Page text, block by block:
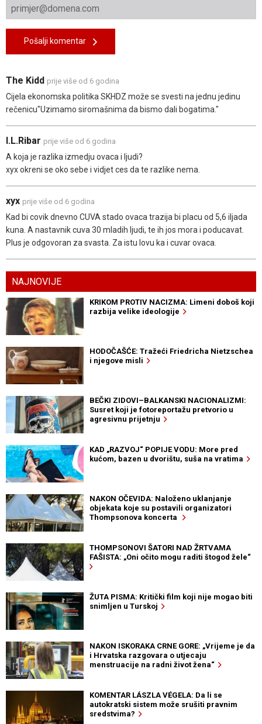
Pošalji komentar
The Kidd prije više od 6 godina
Cijela ekonomska politika SKHDZ može se svesti na jednu jedinu
rečenicu"Uzimamo siromašnima da bismo dali bogatima."
I.L.Ribar prije više od 6 godina
A koja je razlika izmedju ovaca i ljudi?
xyx okreni se oko sebe i vidjet ces da te razlike nema.
xyx prije više od 6 godina
Kad bi covik dnevno CUVA stado ovaca trazija bi placu od 5,6 iljada
kuna. A nastavnik cuva 30 mladih ljudi, te ih jos mora i poducavat.
Plus je odgovoran za svasta. Za istu lovu ka i cuvar ovaca.
NAJNOVIJE
KRIKOM PROTIV NACIZMA: Limeni doboš koji
razbija velike ideologije
HODOČAŠĆE: Tražeći Friedricha Nietzschea
i njegove misli
BEČKI ZIDOVI–BALKANSKI NACIONALIZMI:
Susret koji je fotoreportažu pretvorio u
agresivnu prijetnju
KAD „RAZVOJ“ POPIJE VODU: More pred
kućom, bazen u dvorištu, suša na vratima
NAKON OČEVIDA: Naloženo uklanjanje
objekata koje su postavili organizatori
Thompsonova koncerta
THOMPSONOVI ŠATORI NAD ŽRTVAMA
FAŠISTA: „Oni očito mogu raditi štogod žele“
ŽUTA PISMA: Kritički film koji nije mogao biti
snimljen u Turskoj
NAKON ISKORAKA CRNE GORE: „Vrijeme je da
i Hrvatska razgovara o utjecaju
menstruacije na radni život žena“
KOMENTAR LÁSZLA VÉGELA: Da li se
autokratski sistem može srušiti pravnim
sredstvima?